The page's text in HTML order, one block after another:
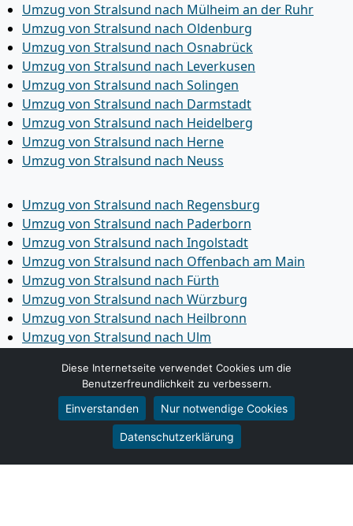
Umzug von Stralsund nach Mülheim an der Ruhr
Umzug von Stralsund nach Oldenburg
Umzug von Stralsund nach Osnabrück
Umzug von Stralsund nach Leverkusen
Umzug von Stralsund nach Solingen
Umzug von Stralsund nach Darmstadt
Umzug von Stralsund nach Heidelberg
Umzug von Stralsund nach Herne
Umzug von Stralsund nach Neuss
Umzug von Stralsund nach Regensburg
Umzug von Stralsund nach Paderborn
Umzug von Stralsund nach Ingolstadt
Umzug von Stralsund nach Offenbach am Main
Umzug von Stralsund nach Fürth
Umzug von Stralsund nach Würzburg
Umzug von Stralsund nach Heilbronn
Umzug von Stralsund nach Ulm
Umzug von Stralsund nach Wolfsburg
Umzug von Stralsund nach Bottrop
Umzug von Stralsund nach Göttingen
Umzug von Stralsund nach Reutlingen
Umzug von Stralsund nach Bremer­haven
Umzug von Stralsund nach Koblenz
Diese Internetseite verwendet Cookies um die
Benutzerfreundlichkeit zu verbessern.
Einverstanden Nur notwendige Cookies
Datenschutzerklärung